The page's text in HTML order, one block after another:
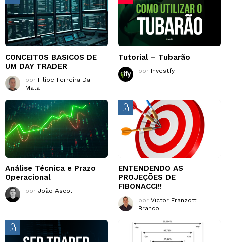
CONCEITOS BASICOS DE
UM DAY TRADER
por Filipe Ferreira Da
Mata
Tutorial – Tubarão
por Investfy
Análise Técnica e Prazo
Operacional
por João Ascoli
ENTENDENDO AS
PROJEÇÕES DE
FIBONACCI!!
por Victor Franzotti
Branco